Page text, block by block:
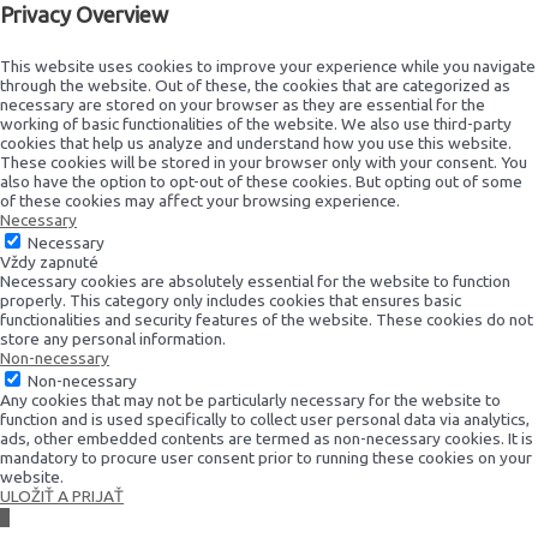
Privacy Overview
This website uses cookies to improve your experience while you navigate
through the website. Out of these, the cookies that are categorized as
necessary are stored on your browser as they are essential for the
working of basic functionalities of the website. We also use third-party
cookies that help us analyze and understand how you use this website.
These cookies will be stored in your browser only with your consent. You
also have the option to opt-out of these cookies. But opting out of some
of these cookies may affect your browsing experience.
Necessary
Necessary
Vždy zapnuté
Necessary cookies are absolutely essential for the website to function
properly. This category only includes cookies that ensures basic
functionalities and security features of the website. These cookies do not
store any personal information.
Non-necessary
Non-necessary
Any cookies that may not be particularly necessary for the website to
function and is used specifically to collect user personal data via analytics,
ads, other embedded contents are termed as non-necessary cookies. It is
mandatory to procure user consent prior to running these cookies on your
website.
ULOŽIŤ A PRIJAŤ
Scroll
to